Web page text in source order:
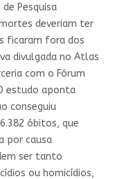
Pesquisa
deveriam ter
ficaram fora dos
divulgada no Atlas
com o Fórum
estudo aponta
conseguiu
óbitos, que
por causa
ser tanto
ou homicídios,